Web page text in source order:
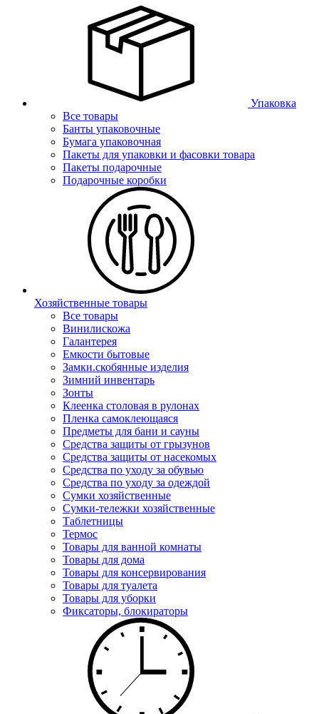
Упаковка
Все товары
Банты упаковочные
Бумага упаковочная
Пакеты для упаковки и фасовки товара
Пакеты подарочные
Подарочные коробки
Хозяйственные товары
Все товары
Винилискожа
Галантерея
Емкости бытовые
Замки.скобянные изделия
Зимний инвентарь
Зонты
Клеенка столовая в рулонах
Пленка самоклеющаяся
Предметы для бани и сауны
Средства защиты от грызунов
Средства защиты от насекомых
Средства по уходу за обувью
Средства по уходу за одеждой
Сумки хозяйственные
Сумки-тележки хозяйственные
Таблетницы
Термос
Товары для ванной комнаты
Товары для дома
Товары для консервирования
Товары для туалета
Товары для уборки
Фиксаторы, блокираторы